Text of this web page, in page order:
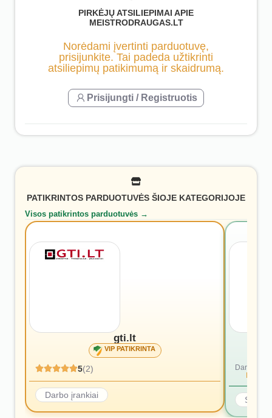
PIRKĖJŲ ATSILIEPIMAI APIE
MEISTRODRAUGAS.LT
Norėdami įvertinti parduotuvę,
prisijunkite. Tai padeda užtikrinti
atsiliepimų patikimumą ir skaidrumą.
Prisijungti / Registruotis
PATIKRINTOS PARDUOTUVĖS ŠIOJE KATEGORIJOJE
Visos patikrintos parduotuvės →
gti.lt
VIP PATIKRINTA
5(2)
Darbo įrankiai
Dar nėra